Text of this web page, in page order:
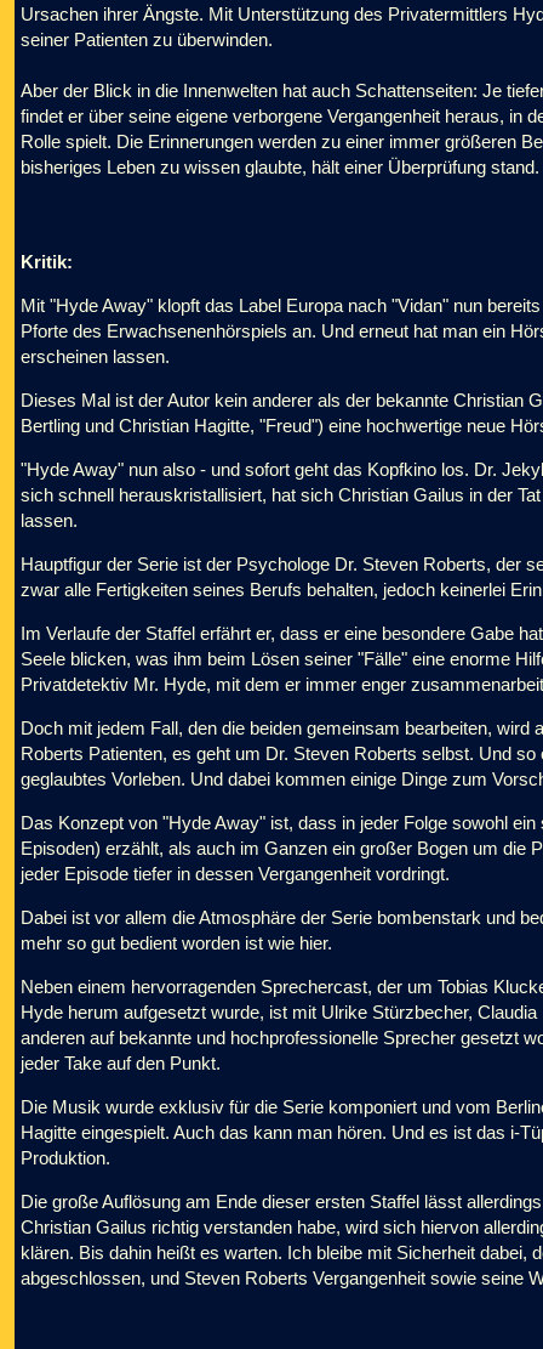
Ursachen ihrer Ängste. Mit Unterstützung des Privatermittlers
seiner Patienten zu überwinden.
Aber der Blick in die Innenwelten hat auch Schattenseiten: Je
findet er über seine eigene verborgene Vergangenheit heraus, in
Rolle spielt. Die Erinnerungen werden zu einer immer größeren
bisheriges Leben zu wissen glaubte, hält einer Überprüfung stand.
Kritik:
Mit "Hyde Away" klopft das Label Europa nach "Vidan" nun
Pforte des Erwachsenenhörspiels an. Und erneut hat man ein
erscheinen lassen.
Dieses Mal ist der Autor kein anderer als der bekannte Christian
Bertling und Christian Hagitte, "Freud") eine hochwertige neue
"Hyde Away" nun also - und sofort geht das Kopfkino los. Dr.
sich schnell herauskristallisiert, hat sich Christian Gailus in der
lassen.
Hauptfigur der Serie ist der Psychologe Dr. Steven Roberts, der
zwar alle Fertigkeiten seines Berufs behalten, jedoch keinerlei
Im Verlaufe der Staffel erfährt er, dass er eine besondere Gabe
Seele blicken, was ihm beim Lösen seiner "Fälle" eine enorme
Privatdetektiv Mr. Hyde, mit dem er immer enger
Doch mit jedem Fall, den die beiden gemeinsam bearbeiten,
Roberts Patienten, es geht um Dr. Steven Roberts selbst. Und
geglaubtes Vorleben. Und dabei kommen einige Dinge zum
Das Konzept von "Hyde Away" ist, dass in jeder Folge sowohl
Episoden) erzählt, als auch im Ganzen ein großer Bogen um die
jeder Episode tiefer in dessen Vergangenheit vordringt.
Dabei ist vor allem die Atmosphäre der Serie bombenstark und
mehr so gut bedient worden ist wie hier.
Neben einem hervorragenden Sprechercast, der um Tobias
Hyde herum aufgesetzt wurde, ist mit Ulrike Stürzbecher,
anderen auf bekannte und hochprofessionelle Sprecher gesetzt
jeder Take auf den Punkt.
Die Musik wurde exklusiv für die Serie komponiert und vom
Hagitte eingespielt. Auch das kann man hören. Und es ist das i-
Produktion.
Die große Auflösung am Ende dieser ersten Staffel lässt
Christian Gailus richtig verstanden habe, wird sich hiervon
klären. Bis dahin heißt es warten. Ich bleibe mit Sicherheit dabei,
abgeschlossen, und Steven Roberts Vergangenheit sowie seine